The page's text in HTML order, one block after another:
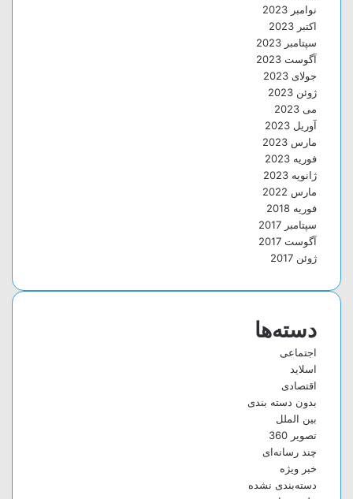
نوامبر 2023
اکتبر 2023
سپتامبر 2023
آگوست 2023
جولای 2023
ژوئن 2023
می 2023
آوریل 2023
مارس 2023
فوریه 2023
ژانویه 2023
مارس 2022
فوریه 2018
سپتامبر 2017
آگوست 2017
ژوئن 2017
دسته‌ها
اجتماعی
اسلاید
اقتصادی
بدون دسته بندی
بین الملل
تصویر 360
چند رسانه‌ای
خبر ویژه
دسته‌بندی نشده